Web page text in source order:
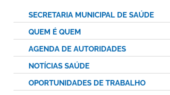
SECRETARIA MUNICIPAL DE SAÚDE
QUEM É QUEM
AGENDA DE AUTORIDADES
NOTÍCIAS SAÚDE
OPORTUNIDADES DE TRABALHO